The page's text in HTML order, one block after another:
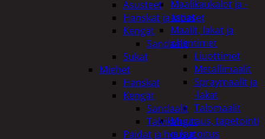
Maalikaukalot ja -
astiat
Maalit, lakat ja
ohentimet
Liuottimet
Metallimaalit
Spraymaalit ja
-lakat
Talomaalit
Muuraus, tapetointi
ja laatoitus
Asusteet
Hanskat ja lapaset
Kengät
Sandaalit
Sukat
Miehet
Hanskat
Kengät
Sandaalit
Talvikengät
Paidat ja housut